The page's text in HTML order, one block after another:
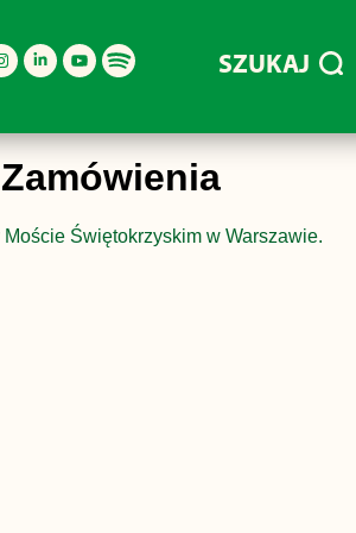
SZUKAJ
Świętokrzyskim w Warszawie.